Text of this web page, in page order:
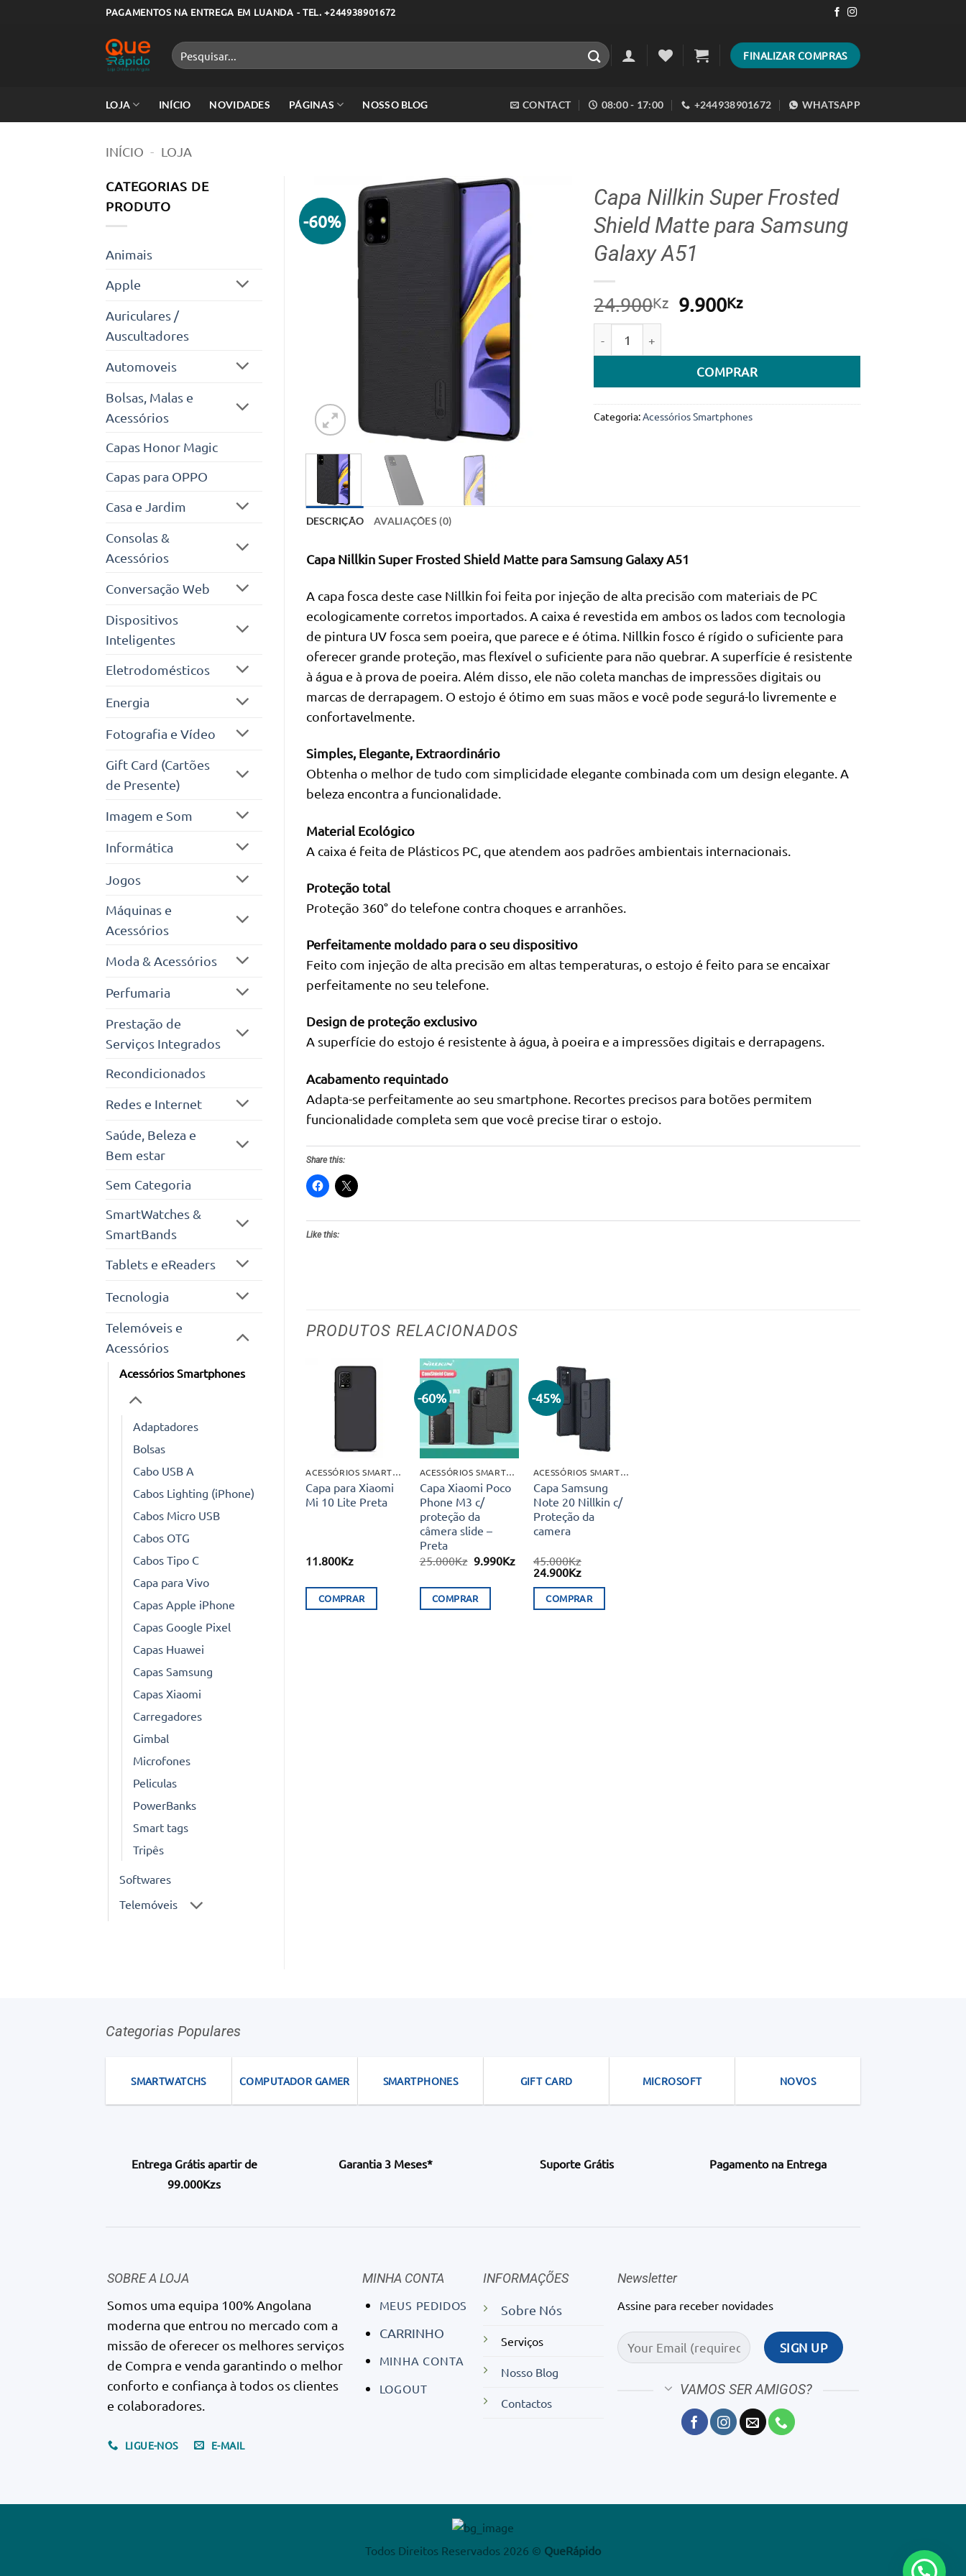
PAGAMENTOS NA ENTREGA EM LUANDA - TEL. +244938901672
Pesquisar
por:
FINALIZAR COMPRAS
LOJA INÍCIO NOVIDADES PÁGINAS NOSSO BLOG CONTACT 08:00 - 17:00 +244938901672 WHATSAPP
INÍCIO - LOJA
CATEGORIAS DE
PRODUTO
Animais
Apple
Auriculares /
Auscultadores
Automoveis
Bolsas, Malas e
Acessórios
Capas Honor Magic
Capas para OPPO
Casa e Jardim
Consolas &
Acessórios
Conversação Web
Dispositivos
Inteligentes
Eletrodomésticos
Energia
Fotografia e Vídeo
Gift Card (Cartões
de Presente)
Imagem e Som
Informática
Jogos
Máquinas e
Acessórios
Moda & Acessórios
Perfumaria
Prestação de
Serviços Integrados
Recondicionados
Redes e Internet
Saúde, Beleza e
Bem estar
Sem Categoria
SmartWatches &
SmartBands
Tablets e eReaders
Tecnologia
Telemóveis e
Acessórios
Acessórios Smartphones
Adaptadores
Bolsas
Cabo USB A
Cabos Lighting (iPhone)
Cabos Micro USB
Cabos OTG
Cabos Tipo C
Capa para Vivo
Capas Apple iPhone
Capas Google Pixel
Capas Huawei
Capas Samsung
Capas Xiaomi
Carregadores
Gimbal
Microfones
Peliculas
PowerBanks
Smart tags
Tripês
Softwares
Telemóveis
-60%
aos meus
Capa Nillkin Super Frosted
Shield Matte para Samsung
Galaxy A51
24.900Kz O
era:
24.900Kz.
9.900KzO
é:
9.900Kz.
COMPRAR
Categoria:Acessórios Smartphones
DESCRIÇÃO AVALIAÇÕES (0)
Capa Nillkin Super Frosted Shield Matte para Samsung Galaxy A51
A capa fosca deste case Nillkin foi feita por injeção de alta precisão com materiais de PC
ecologicamente corretos importados. A caixa é revestida em ambos os lados com tecnologia
de pintura UV fosca sem poeira, que parece e é ótima. Nillkin fosco é rígido o suficiente para
oferecer grande proteção, mas flexível o suficiente para não quebrar. A superfície é resistente
à água e à prova de poeira. Além disso, ele não coleta manchas de impressões digitais ou
marcas de derrapagem. O estojo é ótimo em suas mãos e você pode segurá-lo livremente e
confortavelmente.
Simples, Elegante, Extraordinário
Obtenha o melhor de tudo com simplicidade elegante combinada com um design elegante. A
beleza encontra a funcionalidade.
Material Ecológico
A caixa é feita de Plásticos PC, que atendem aos padrões ambientais internacionais.
Proteção total
Proteção 360° do telefone contra choques e arranhões.
Perfeitamente moldado para o seu dispositivo
Feito com injeção de alta precisão em altas temperaturas, o estojo é feito para se encaixar
perfeitamente no seu telefone.
Design de proteção exclusivo
A superfície do estojo é resistente à água, à poeira e a impressões digitais e derrapagens.
Acabamento requintado
Adapta-se perfeitamente ao seu smartphone. Recortes precisos para botões permitem
funcionalidade completa sem que você precise tirar o estojo.
Share this:
Like this:
PRODUTOS RELACIONADOS
ACESSÓRIOS SMARTPHONES
Capa para Xiaomi
Mi 10 Lite Preta
11.800Kz
COMPRAR
-60%
Adicionar
aos meus
desejos
ACESSÓRIOS SMARTPHONES
Capa Xiaomi Poco
Phone M3 c/
proteção da
câmera slide –
Preta
25.000Kz O
era:
25.000Kz.
9.990KzO
preço
9.990Kz.
COMPRAR
-45%
Adicionar
aos meus
desejos
ACESSÓRIOS SMARTPHONES
Capa Samsung
Note 20 Nillkin c/
Proteção da
camera
45.000Kz
O
original
era:
24.900KzO
atual
é:
COMPRAR
Categorias Populares
SMARTWATCHS COMPUTADOR GAMER SMARTPHONES GIFT CARD MICROSOFT NOVOS
Entrega Grátis apartir de
99.000Kzs
Garantia 3 Meses* Suporte Grátis Pagamento na Entrega
SOBRE A LOJA
Somos uma equipa 100% Angolana
moderna que entrou no mercado com a
missão de oferecer os melhores serviços
de Compra e venda garantindo o melhor
conforto e confiança à todos os clientes
e colaboradores.
LIGUE-NOS E-MAIL
MINHA CONTA
MEUS PEDIDOS
CARRINHO
MINHA CONTA
LOGOUT
INFORMAÇÕES
Sobre Nós
Serviços
Nosso Blog
Contactos
Newsletter
Assine para receber novidades
VAMOS SER AMIGOS?
Todos Direitos Reservados 2026 © QueRápido 1